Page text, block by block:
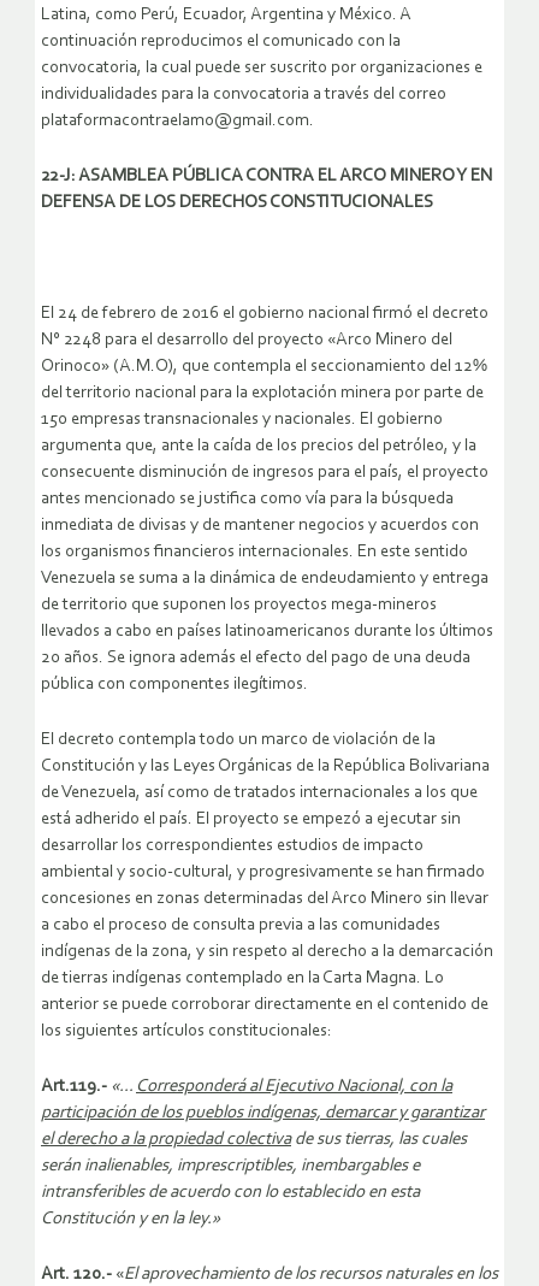
Latina, como Perú, Ecuador, Argentina y México. A
continuación reproducimos el comunicado con la
convocatoria, la cual puede ser suscrito por organizaciones e
individualidades para la convocatoria a través del correo
plataformacontraelamo@gmail.com.
22-J: ASAMBLEA PÚBLICA CONTRA EL ARCO MINERO Y EN
DEFENSA DE LOS DERECHOS CONSTITUCIONALES
El 24 de febrero de 2016 el gobierno nacional firmó el decreto
N° 2248 para el desarrollo del proyecto «Arco Minero del
Orinoco» (A.M.O), que contempla el seccionamiento del 12%
del territorio nacional para la explotación minera por parte de
150 empresas transnacionales y nacionales. El gobierno
argumenta que, ante la caída de los precios del petróleo, y la
consecuente disminución de ingresos para el país, el proyecto
antes mencionado se justifica como vía para la búsqueda
inmediata de divisas y de mantener negocios y acuerdos con
los organismos financieros internacionales. En este sentido
Venezuela se suma a la dinámica de endeudamiento y entrega
de territorio que suponen los proyectos mega-mineros
llevados a cabo en países latinoamericanos durante los últimos
20 años. Se ignora además el efecto del pago de una deuda
pública con componentes ilegítimos.
El decreto contempla todo un marco de violación de la
Constitución y las Leyes Orgánicas de la República Bolivariana
de Venezuela, así como de tratados internacionales a los que
está adherido el país. El proyecto se empezó a ejecutar sin
desarrollar los correspondientes estudios de impacto
ambiental y socio-cultural, y progresivamente se han firmado
concesiones en zonas determinadas del Arco Minero sin llevar
a cabo el proceso de consulta previa a las comunidades
indígenas de la zona, y sin respeto al derecho a la demarcación
de tierras indígenas contemplado en la Carta Magna. Lo
anterior se puede corroborar directamente en el contenido de
los siguientes artículos constitucionales:
Art.119.- «… Corresponderá al Ejecutivo Nacional, con la
participación de los pueblos indígenas, demarcar y garantizar
el derecho a la propiedad colectivade sus tierras, las cuales
serán inalienables, imprescriptibles, inembargables e
intransferibles de acuerdo con lo establecido en esta
Constitución y en la ley.»
Art. 120.- «El aprovechamiento de los recursos naturales en los